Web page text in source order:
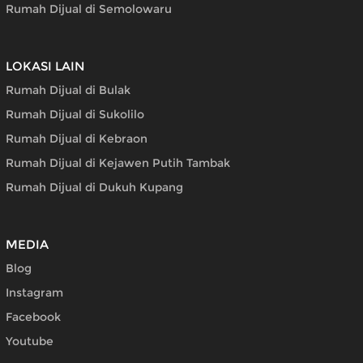
Rumah Dijual di Semolowaru
LOKASI LAIN
Rumah Dijual di Bulak
Rumah Dijual di Sukolilo
Rumah Dijual di Kebraon
Rumah Dijual di Kejawen Putih Tambak
Rumah Dijual di Dukuh Kupang
MEDIA
Blog
Instagram
Facebook
Youtube